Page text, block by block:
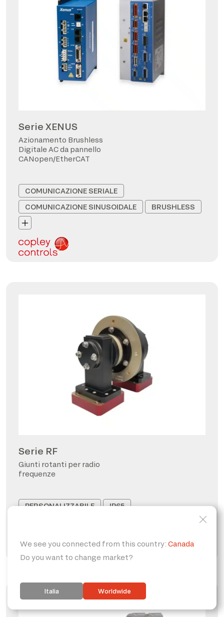
Serie XENUS
Azionamento Brushless
Digitale AC da pannello
CANopen/EtherCAT
COMUNICAZIONE SERIALE
COMUNICAZIONE SINUSOIDALE
BRUSHLESS
Serie RF
Giunti rotanti per radio
frequenze
PERSONALIZZABILE
IP65